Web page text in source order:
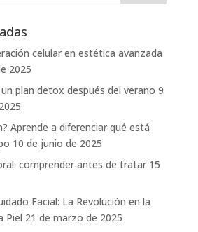
celular en estética avanzada
2025
plan detox después del verano 9
Aprende a diferenciar qué está
10 de junio de 2025
comprender antes de tratar 15
Facial: La Revolución en la
Piel 21 de marzo de 2025